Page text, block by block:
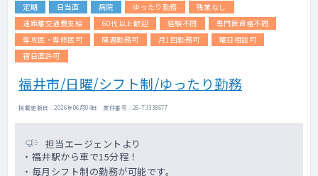
定期 日当直 病院 ゆったり勤務
残業なし
遠距離交通費支給
60代以上歓迎 経験不問
専門医資格不問
専攻医・専修医可
隔週勤務可 月1回勤務可
曜日相談可
宿日直許可
福井市/日曜/シフト制/ゆったり勤務
掲載更新日 : 2026年06月04日 案件番号 : 26-TJ338677
担当エージェントより
・福井駅から車で15分程！
・毎月シフト制の勤務が可能です。